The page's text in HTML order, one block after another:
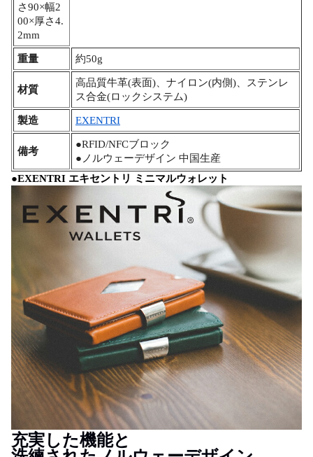
さ90×幅2
00×厚さ4.
2mm
重量 約50g
材質
高品質牛革(表面)、ナイロン(内側)、ステンレ
ス合金(ロックシステム)
製造 EXENTRI
備考
●RFID/NFCブロック
●ノルウェーデザイン 中国生産
●EXENTRI エキセントリ ミニマルウォレット
充実した機能と